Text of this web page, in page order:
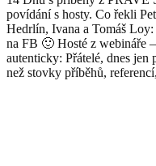
povídání s hosty. Co řekli
Hedrlín, Ivana a Tomáš
na FB 🙂 Hosté z webináře
autenticky: Přátelé, dnes
než stovky příběhů,